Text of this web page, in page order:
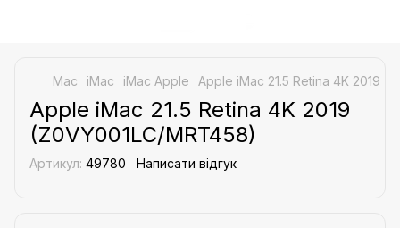
Mac iMac iMac Apple Apple iMac 21.5 Retina 4K 2019
Apple iMac 21.5 Retina 4K 2019
(Z0VY001LC/MRT458)
Артикул: 49780 Написати відгук